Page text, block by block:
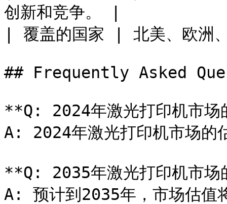
创新和竞争。 |
| 覆盖的国家 | 北美、欧洲
## Frequently Asked
**Q: 2024年激光打印机市场
A: 2024年激光打印机市场的
**Q: 2035年激光打印机市场
A: 预计到2035年，市场估值